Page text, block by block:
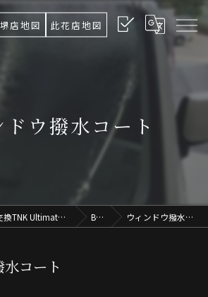
堺店地図 此花店地図
ドウ撥水コート
大阪 車 ガラス交換TNK Ultimate Osaka.Lab Blog ウィンドウ撥水コート
コート